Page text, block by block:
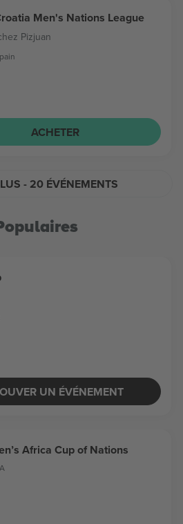
Men's Nations League
Pizjuan
ACHETER
- 20 ÉVÉNEMENTS
UN ÉVÉNEMENT
Africa Cup of Nations